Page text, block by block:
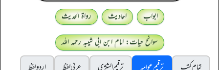
ابواب احادیث
رواۃ الحدیث
سوانح حیات: امام ابن ابی شیبہ رحمہ اللہ